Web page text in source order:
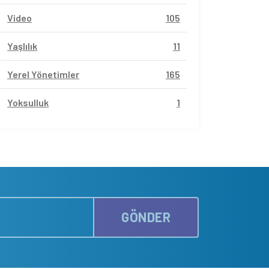
Video 105
Yaşlılık 11
Yerel Yönetimler 165
Yoksulluk 1
GÖNDER